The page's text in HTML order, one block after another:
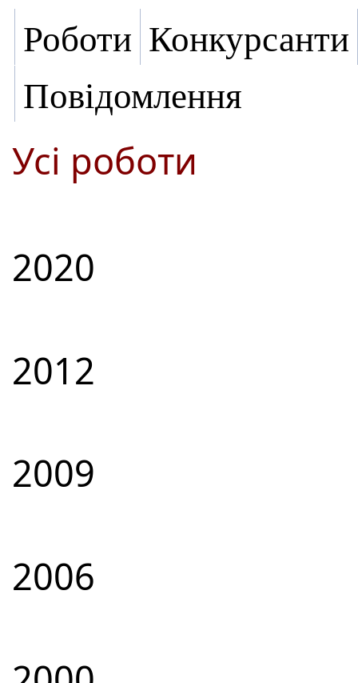
Роботи Конкурсанти
Повідомлення
Усі роботи
2020
2012
2009
2006